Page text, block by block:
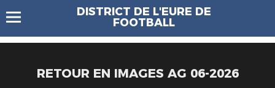
DISTRICT DE L'EURE DE
FOOTBALL
RETOUR EN IMAGES AG 06-2026